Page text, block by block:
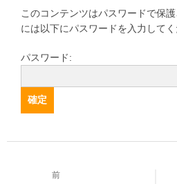
日
リ
ー:
このコンテンツはパスワードで保
には以下にパスワードを入力してく
パスワード:
前